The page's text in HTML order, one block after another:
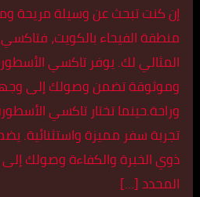
إن كنت تبحث عن وسيلة مريحة
منطقة الفيحاء بالكويت،
المثالي لك. يوفر تاكسي
وموثوقة تضمن وصولك إلى
وراحة.حينما تختار تاكسي
تجربة سفر مميزة واستثنائية.
ذوي الخبرة والكفاءة وصولك
المحدد […]